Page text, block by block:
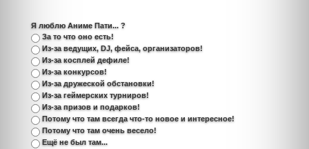
Я люблю Аниме Пати... ?
За то что оно есть!
Из-за ведущих, DJ, фейса, организаторов!
Из-за косплей дефиле!
Из-за конкурсов!
Из-за дружеской обстановки!
Из-за геймерских турниров!
Из-за призов и подарков!
Потому что там всегда что-то новое и интересное!
Потому что там очень весело!
Ещё не был там...